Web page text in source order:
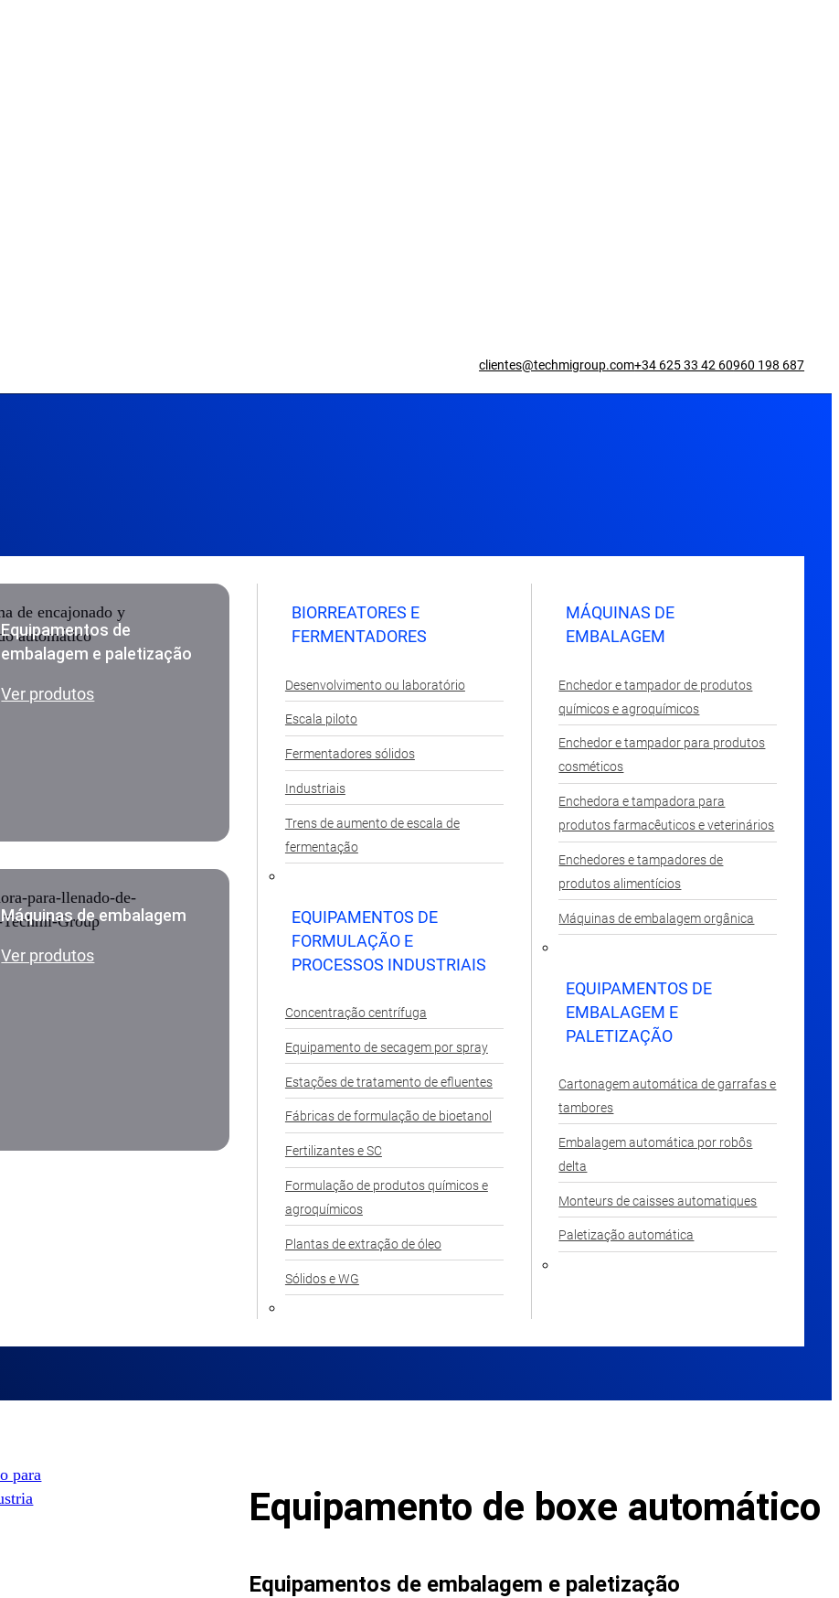
clientes@techmigroup.com+34 625 33 42 60960 198 687
Equipamentos de
embalagem e paletização
Ver produtos
Máquinas de embalagem
Ver produtos
BIORREATORES E
FERMENTADORES
Desenvolvimento ou laboratório
Escala piloto
Fermentadores sólidos
Industriais
Trens de aumento de escala de
fermentação
EQUIPAMENTOS DE
FORMULAÇÃO E
PROCESSOS INDUSTRIAIS
Concentração centrífuga
Equipamento de secagem por spray
Estações de tratamento de efluentes
Fábricas de formulação de bioetanol
Fertilizantes e SC
Formulação de produtos químicos e
agroquímicos
Plantas de extração de óleo
Sólidos e WG
MÁQUINAS DE
EMBALAGEM
Enchedor e tampador de produtos
químicos e agroquímicos
Enchedor e tampador para produtos
cosméticos
Enchedora e tampadora para
produtos farmacêuticos e veterinários
Enchedores e tampadores de
produtos alimentícios
Máquinas de embalagem orgânica
EQUIPAMENTOS DE
EMBALAGEM E
PALETIZAÇÃO
Cartonagem automática de garrafas e
tambores
Embalagem automática por robôs
delta
Monteurs de caisses automatiques
Paletização automática
Equipamento de boxe automático
Equipamentos de embalagem e paletização